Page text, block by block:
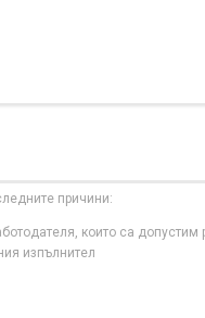
причини:
които са допустим
изпълнител